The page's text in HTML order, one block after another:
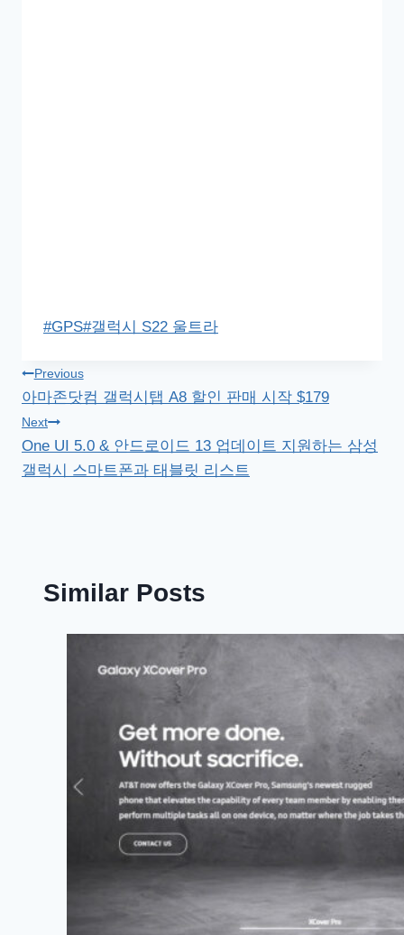
Post
#GPS#갤럭시 S22 울트라
글
탐
색
Previous
아마존닷컴 갤럭시탭 A8 할인 판매 시작 $179
Next
One UI 5.0 & 안드로이드 13 업데이트 지원하는 삼성
갤럭시 스마트폰과 태블릿 리스트
Similar Posts